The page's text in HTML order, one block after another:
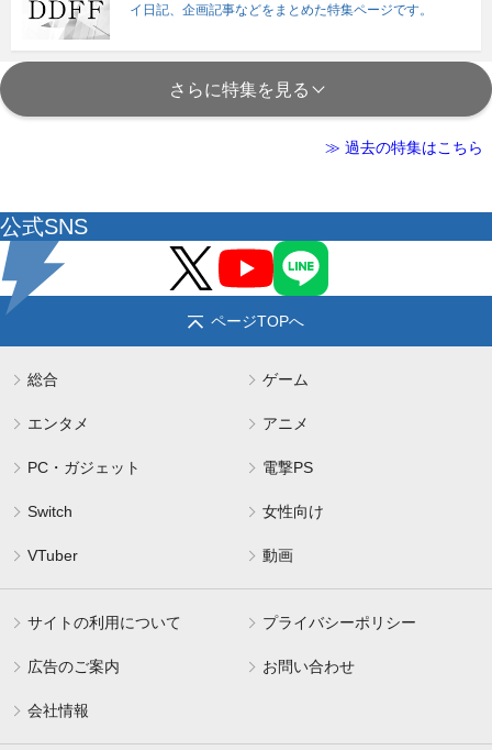
イ日記、企画記事などをまとめた特集ページです。
さらに特集を見る
≫ 過去の特集はこちら
公式SNS
ページTOPへ
総合 ゲーム
エンタメ アニメ
PC・ガジェット 電撃PS
Switch 女性向け
VTuber 動画
サイトの利用について プライバシーポリシー
広告のご案内 お問い合わせ
会社情報